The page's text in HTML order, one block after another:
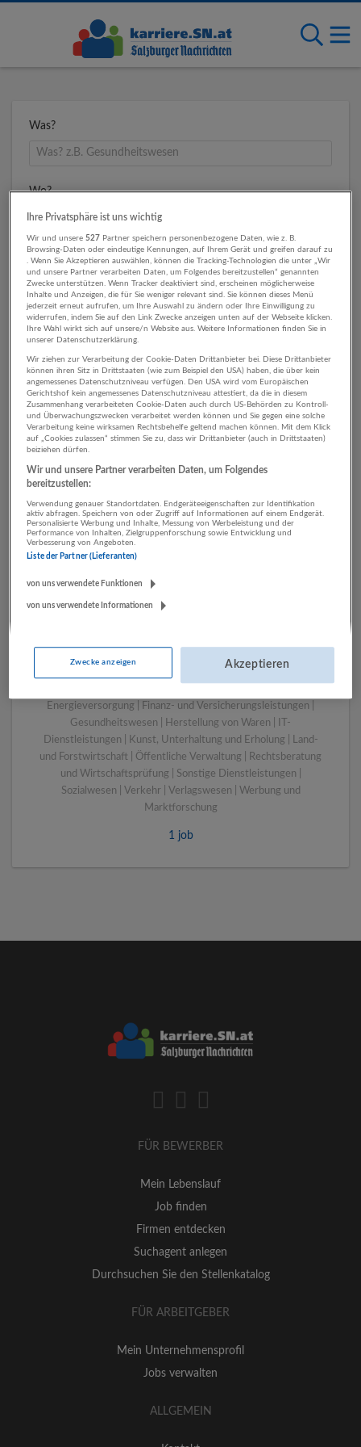
Was?
Wo?
Umkreis
1 Tourismus, Hotel,
Gastronomie Sonstige
Dienstleistungen
LUGSTEIN CONSULTING
Energieversorgung | Finanz- und Versicherungsleistungen |
Gesundheitswesen | Herstellung von Waren | IT-
Dienstleistungen | Kunst, Unterhaltung und Erholung | Land-
und Forstwirtschaft | Öffentliche Verwaltung | Rechtsberatung
und Wirtschaftsprüfung | Sonstige Dienstleistungen |
Sozialwesen | Verkehr | Verlagswesen | Werbung und
Marktforschung
1 job
FÜR BEWERBER
Mein Lebenslauf
Job finden
Firmen entdecken
Suchagent anlegen
Durchsuchen Sie den Stellenkatalog
FÜR ARBEITGEBER
Mein Unternehmensprofil
Jobs verwalten
ALLGEMEIN
Ihre Privatsphäre ist uns wichtig
Wir und unsere 527 Partner speichern personenbezogene Daten, wie z. B.
Browsing-Daten oder eindeutige Kennungen, auf Ihrem Gerät und greifen darauf zu
. Wenn Sie Akzeptieren auswählen, können die Tracking-Technologien die unter „Wir
und unsere Partner verarbeiten Daten, um Folgendes bereitzustellen“ genannten
Zwecke unterstützen. Wenn Tracker deaktiviert sind, erscheinen möglicherweise
Inhalte und Anzeigen, die für Sie weniger relevant sind. Sie können dieses Menü
jederzeit erneut aufrufen, um Ihre Auswahl zu ändern oder Ihre Einwilligung zu
widerrufen, indem Sie auf den Link Zwecke anzeigen unten auf der Webseite klicken.
Ihre Wahl wirkt sich auf unsere/n Website aus. Weitere Informationen finden Sie in
unserer Datenschutzerklärung.
Wir ziehen zur Verarbeitung der Cookie-Daten Drittanbieter bei. Diese Drittanbieter
können ihren Sitz in Drittstaaten (wie zum Beispiel den USA) haben, die über kein
angemessenes Datenschutzniveau verfügen. Den USA wird vom Europäischen
Gerichtshof kein angemessenes Datenschutzniveau attestiert, da die in diesem
Zusammenhang verarbeiteten Cookie-Daten auch durch US-Behörden zu Kontroll-
und Überwachungszwecken verarbeitet werden können und Sie gegen eine solche
Verarbeitung keine wirksamen Rechtsbehelfe geltend machen können. Mit dem Klick
auf „Cookies zulassen“ stimmen Sie zu, dass wir Drittanbieter (auch in Drittstaaten)
beiziehen dürfen.
Wir und unsere Partner verarbeiten Daten, um Folgendes
bereitzustellen:
Verwendung genauer Standortdaten. Endgeräteeigenschaften zur Identifikation
aktiv abfragen. Speichern von oder Zugriff auf Informationen auf einem Endgerät.
Personalisierte Werbung und Inhalte, Messung von Werbeleistung und der
Performance von Inhalten, Zielgruppenforschung sowie Entwicklung und
Verbesserung von Angeboten.
Liste der Partner (Lieferanten)
von uns verwendete Funktionen
von uns verwendete Informationen
Zwecke anzeigen Akzeptieren